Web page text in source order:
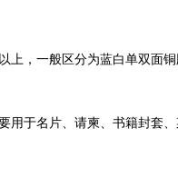
上，一般区分为蓝白单双面
用于名片、请柬、书籍封套、